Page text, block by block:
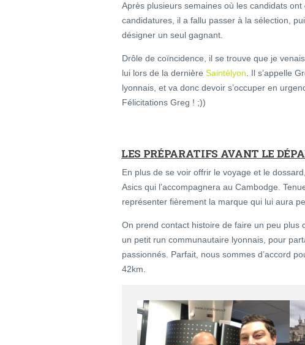
Après plusieurs semaines où les candidats
candidatures, il a fallu passer à la sélection,
désigner un seul gagnant.
Drôle de coïncidence, il se trouve que je
lui lors de la dernière Saintélyon. Il s’appelle
lyonnais, et va donc devoir s’occuper en
Félicitations Greg ! ;))
LES PRÉPARATIFS AVANT LE
En plus de se voir offrir le voyage et le
Asics qui l’accompagnera au Cambodge.
représenter fièrement la marque qui lui aura
On prend contact histoire de faire un peu plus
un petit run communautaire lyonnais, pour
passionnés. Parfait, nous sommes d’accord
42km.